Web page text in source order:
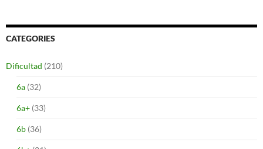
CATEGORIES
Dificultad (210)
6a (32)
6a+ (33)
6b (36)